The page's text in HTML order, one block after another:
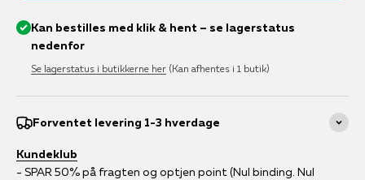
Kan bestilles med klik & hent – se lagerstatus
nedenfor
Se lagerstatus i butikkerne her (Kan afhentes i 1 butik)
Forventet levering 1-3 hverdage
Kundeklub
- SPAR 50% på fragten og optjen point (Nul binding. Nul